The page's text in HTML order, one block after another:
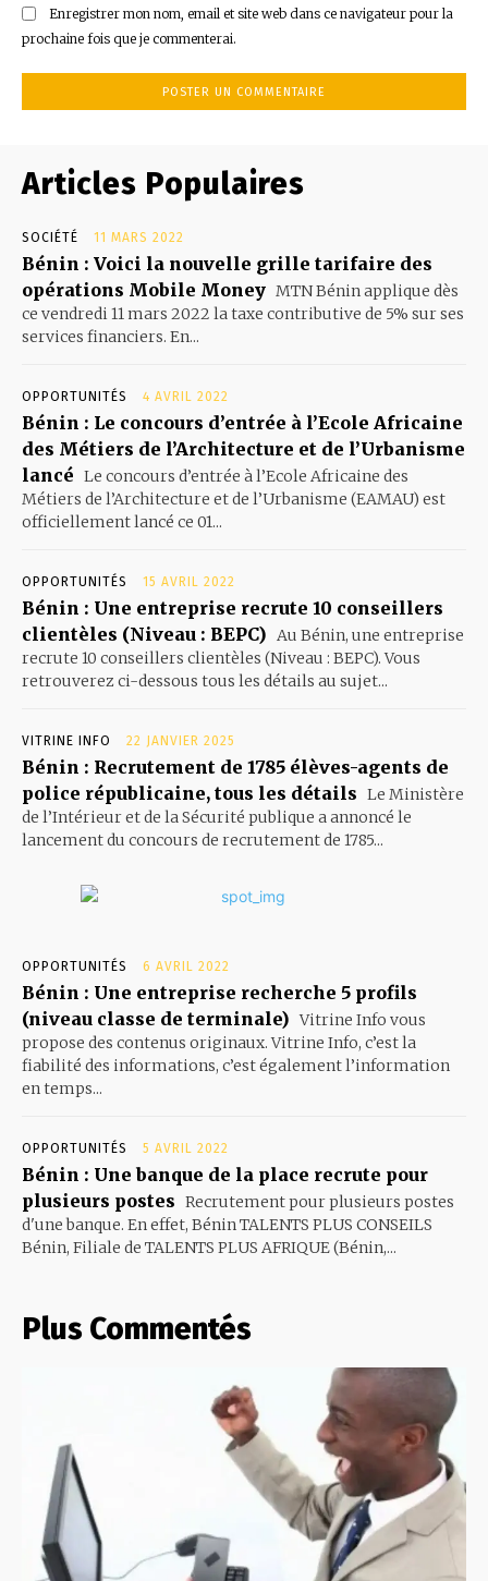
Enregistrer mon nom, email et site web dans ce navigateur pour la
prochaine fois que je commenterai.
Articles Populaires
SOCIÉTÉ 11 MARS 2022
Bénin : Voici la nouvelle grille tarifaire des
opérations Mobile Money MTN Bénin applique dès
ce vendredi 11 mars 2022 la taxe contributive de 5% sur ses
services financiers. En...
OPPORTUNITÉS 4 AVRIL 2022
Bénin : Le concours d’entrée à l’Ecole Africaine
des Métiers de l’Architecture et de l’Urbanisme
lancé Le concours d’entrée à l’Ecole Africaine des
Métiers de l’Architecture et de l’Urbanisme (EAMAU) est
officiellement lancé ce 01...
OPPORTUNITÉS 15 AVRIL 2022
Bénin : Une entreprise recrute 10 conseillers
clientèles (Niveau : BEPC) Au Bénin, une entreprise
recrute 10 conseillers clientèles (Niveau : BEPC). Vous
retrouverez ci-dessous tous les détails au sujet...
VITRINE INFO 22 JANVIER 2025
Bénin : Recrutement de 1785 élèves-agents de
police républicaine, tous les détails Le Ministère
de l’Intérieur et de la Sécurité publique a annoncé le
lancement du concours de recrutement de 1785...
OPPORTUNITÉS 6 AVRIL 2022
Bénin : Une entreprise recherche 5 profils
(niveau classe de terminale) Vitrine Info vous
propose des contenus originaux. Vitrine Info, c’est la
fiabilité des informations, c’est également l’information
en temps...
OPPORTUNITÉS 5 AVRIL 2022
Bénin : Une banque de la place recrute pour
plusieurs postes Recrutement pour plusieurs postes
d'une banque. En effet, Bénin TALENTS PLUS CONSEILS
Bénin, Filiale de TALENTS PLUS AFRIQUE (Bénin,...
Plus Commentés